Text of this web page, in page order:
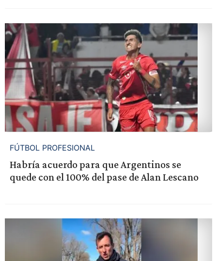
FÚTBOL PROFESIONAL
Habría acuerdo para que Argentinos se
quede con el 100% del pase de Alan Lescano